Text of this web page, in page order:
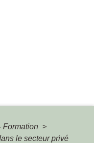
Formation >
le secteur privé